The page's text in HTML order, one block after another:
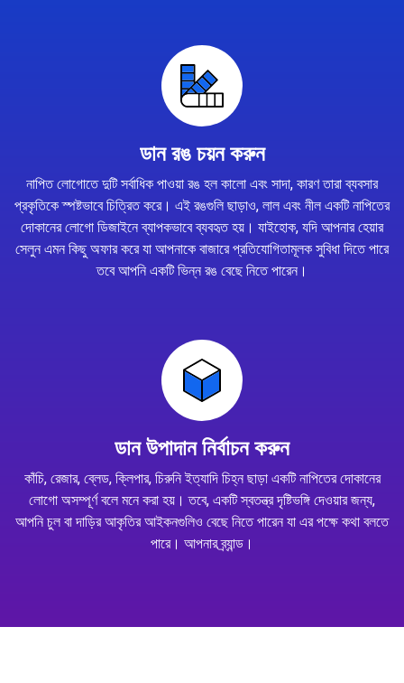
ডান রঙ চয়ন করুন
নাপিত লোগোতে দুটি সর্বাধিক পাওয়া রঙ হল কালো এবং সাদা, কারণ তারা ব্যবসার
প্রকৃতিকে স্পষ্টভাবে চিত্রিত করে। এই রঙগুলি ছাড়াও, লাল এবং নীল একটি নাপিতের
দোকানের লোগো ডিজাইনে ব্যাপকভাবে ব্যবহৃত হয়। যাইহোক, যদি আপনার হেয়ার
সেলুন এমন কিছু অফার করে যা আপনাকে বাজারে প্রতিযোগিতামূলক সুবিধা দিতে পারে
তবে আপনি একটি ভিন্ন রঙ বেছে নিতে পারেন।
ডান উপাদান নির্বাচন করুন
কাঁচি, রেজার, ব্লেড, ক্লিপার, চিরুনি ইত্যাদি চিহ্ন ছাড়া একটি নাপিতের দোকানের
লোগো অসম্পূর্ণ বলে মনে করা হয়। তবে, একটি স্বতন্ত্র দৃষ্টিভঙ্গি দেওয়ার জন্য,
আপনি চুল বা দাড়ির আকৃতির আইকনগুলিও বেছে নিতে পারেন যা এর পক্ষে কথা বলতে
পারে। আপনার ব্র্যান্ড।